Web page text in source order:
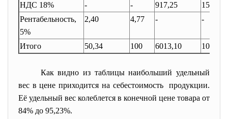
НДС 18% - - 917,25
15,25
Рентабельность,
5%
2,40 4,77 - -
Итого 50,34 100 6013,10 100
Как видно из таблицы наибольший удельный
вес в цене приходится на себестоимость продукции.
Её удельный вес колеблется в конечной цене товара от
84% до 95,23%.